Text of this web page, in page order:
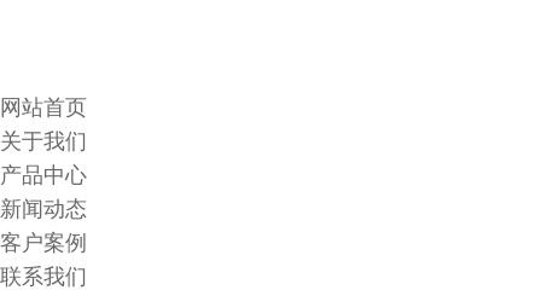
网站首页
关于我们
产品中心
新闻动态
客户案例
联系我们